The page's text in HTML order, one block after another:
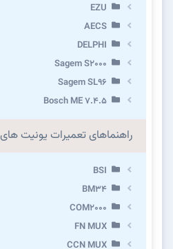
EZU
AECS
DELPHI
Sagem S2000
Sagem SL96
Bosch ME 7.4.5
راهنماهای تعمیرات یونیت
BSI
BM34
COM2000
FN MUX
CCN MUX